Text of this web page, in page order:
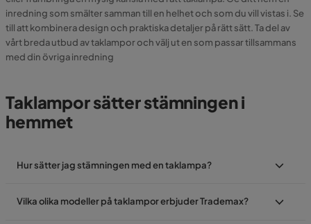
inredning som smälter samman till en helhet och som du vill vistas i. Se
till att kombinera design och praktiska detaljer på rätt sätt. Ta del av
vårt breda utbud av taklampor och välj ut en som passar tillsammans
med din övriga inredning
Taklampor sätter stämningen i
hemmet
Hur sätter jag stämningen med en taklampa?
Vilka olika modeller på taklampor erbjuder Trademax?